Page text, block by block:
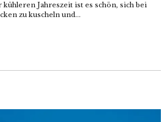
Jahreszeit ist es schön, sich bei
zu kuscheln und...